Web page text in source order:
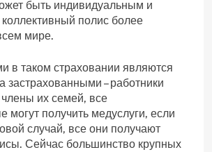
быть индивидуальным и
полис более
мире.
в таком страховании являются
застрахованными – работники
их семей, все
могут получить медуслуги, если
случай, все они получают
Сейчас большинство крупных